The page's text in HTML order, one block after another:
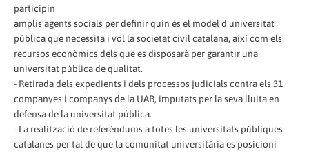
participin
amplis agents socials per definir quin és el model d'universitat
pública que necessita i vol la societat civil catalana, així com els
recursos econòmics dels que es disposarà per garantir una
universitat pública de qualitat.
- Retirada dels expedients i dels processos judicials contra els 31
companyes i companys de la UAB, imputats per la seva lluita en
defensa de la universitat pública.
- La realització de referèndums a totes les universitats públiques
catalanes per tal de que la comunitat universitària es posicioni